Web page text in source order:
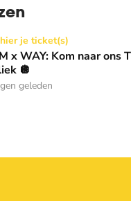
naar ons Thanksgiving
je ticket(s)
x WAY: Kom naar ons
🪩
geleden